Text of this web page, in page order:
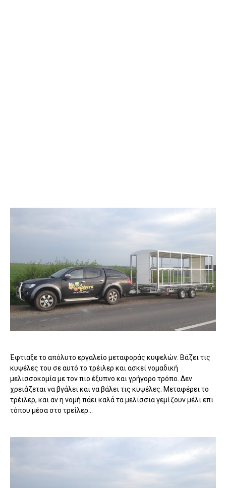
Έφτιαξε το απόλυτο εργαλείο μεταφοράς κυψελών. Βάζει τις
κυψέλες του σε αυτό το τρέιλερ και ασκεί νομαδική
μελισσοκομία με τον πιο έξυπνο και γρήγορο τρόπο. Δεν
χρειάζεται να βγάλει και να βάλει τις κυψέλες. Μεταφέρει το
τρέιλερ, και αν η νομή πάει καλά τα μελίσσια γεμίζουν μέλι επι
τόπου μέσα στο τρείλερ...